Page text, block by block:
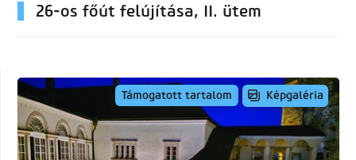
26-os főút felújítása, II. ütem
Támogatott tartalom Képgaléria